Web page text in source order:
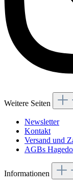
Weitere Seiten
Newsletter
Kontakt
Versand und
AGBs
Informationen